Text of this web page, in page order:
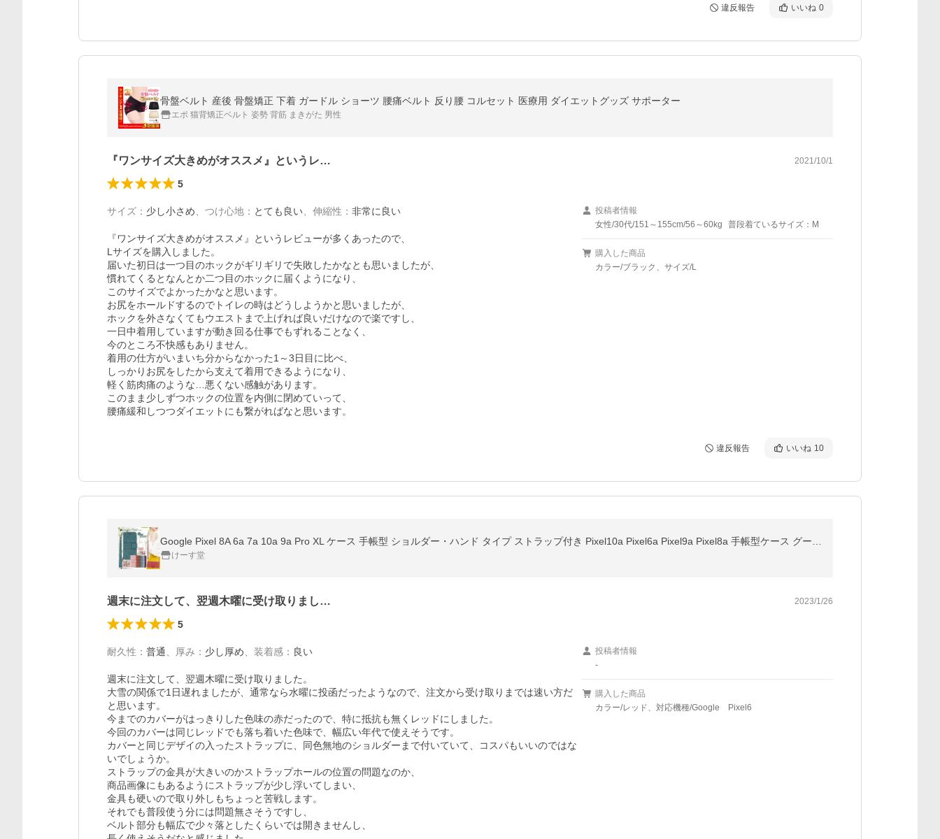
違反報告 いいね 0
骨盤ベルト 産後 骨盤矯正 下着 ガードル ショーツ 腰痛ベルト 反り腰 コルセット 医療用 ダイエットグッズ サポーター
エポ 猫背矯正ベルト 姿勢 背筋 まきがた 男性
『ワンサイズ大きめがオススメ』というレ… 2021/10/1
5
サイズ ： 少し小さめ つけ心地 ： とても良い 伸縮性 ： 非常に良い
『ワンサイズ大きめがオススメ』というレビューが多くあったので、
Lサイズを購入しました。
届いた初日は一つ目のホックがギリギリで失敗したかなとも思いましたが、
慣れてくるとなんとか二つ目のホックに届くようになり、
このサイズでよかったかなと思います。
お尻をホールドするのでトイレの時はどうしようかと思いましたが、
ホックを外さなくてもウエストまで上げれば良いだけなので楽ですし、
一日中着用していますが動き回る仕事でもずれることなく、
今のところ不快感もありません。
着用の仕方がいまいち分からなかった1～3日目に比べ、
しっかりお尻をしたから支えて着用できるようになり、
軽く筋肉痛のような…悪くない感触があります。
このまま少しずつホックの位置を内側に閉めていって、
腰痛緩和しつつダイエットにも繋がればなと思います。
投稿者情報
女性/30代/151～155cm/56～60kg
普段着ているサイズ：M
購入した商品
カラー/ブラック、サイズ/L
違反報告 いいね 10
けーす堂
週末に注文して、翌週木曜に受け取りまし… 2023/1/26
5
耐久性 ： 普通 厚み ： 少し厚め 装着感 ： 良い
週末に注文して、翌週木曜に受け取りました。
大雪の関係で1日遅れましたが、通常なら水曜に投函だったようなので、注文から受け取りまでは速い方だ
と思います。
今までのカバーがはっきりした色味の赤だったので、特に抵抗も無くレッドにしました。
今回のカバーは同じレッドでも落ち着いた色味で、幅広い年代で使えそうです。
カバーと同じデザイの入ったストラップに、同色無地のショルダーまで付いていて、コスパもいいのではな
いでしょうか。
ストラップの金具が大きいのかストラップホールの位置の問題なのか、
商品画像にもあるようにストラップが少し浮いてしまい、
金具も硬いので取り外しもちょっと苦戦します。
それでも普段使う分には問題無さそうですし、
ベルト部分も幅広で少々落としたくらいでは開きませんし、
投稿者情報
-
購入した商品
カラー/レッド、対応機種/Google Pixel6